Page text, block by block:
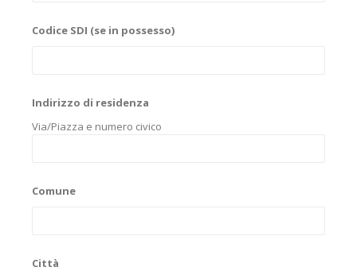
Codice SDI (se in possesso)
Indirizzo di residenza
Via/Piazza e numero civico
Comune
Città